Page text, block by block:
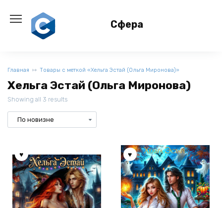
содержанию
Сфера
Главная Товары с меткой «Хельга Эстай (Ольга Миронова)»
Хельга Эстай (Ольга Миронова)
Showing all 3 results